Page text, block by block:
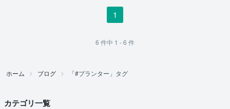
1
6 件中 1 - 6 件
ホーム ブログ 「#プランター」タグ
カテゴリ一覧